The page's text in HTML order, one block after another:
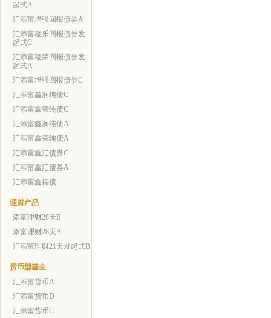
起式A
汇添富增强回报债券A
汇添富稳乐回报债券发
起式C
汇添富稳荣回报债券发
起式A
汇添富增强回报债券C
汇添富鑫润纯债C
汇添富鑫荣纯债C
汇添富鑫润纯债A
汇添富鑫荣纯债A
汇添富鑫汇债券C
汇添富鑫汇债券A
汇添富鑫福债
理财产品
添富理财28天B
添富理财28天A
汇添富理财21天发起式B
货币型基金
汇添富货币A
汇添富货币D
汇添富货币C